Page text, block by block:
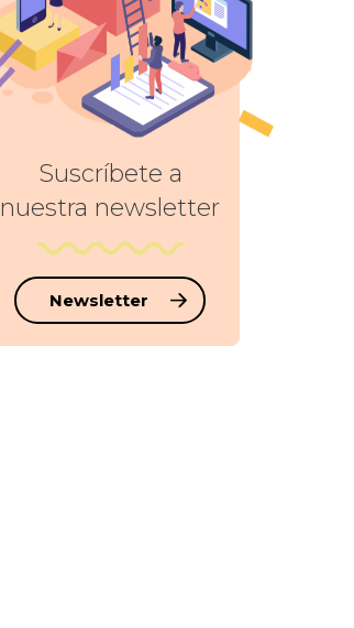
Suscríbete a
nuestra newsletter
Newsletter